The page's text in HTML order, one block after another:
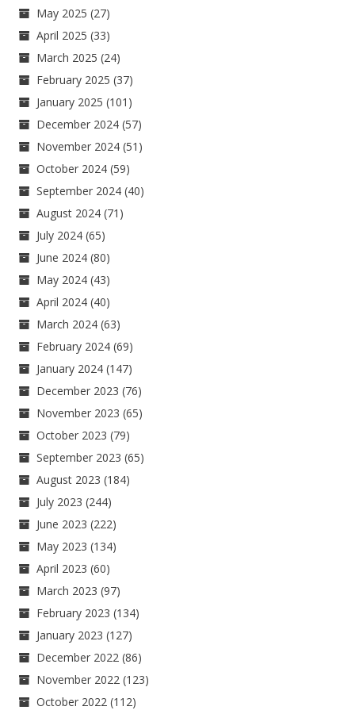
May 2025 (27)
April 2025 (33)
March 2025 (24)
February 2025 (37)
January 2025 (101)
December 2024 (57)
November 2024 (51)
October 2024 (59)
September 2024 (40)
August 2024 (71)
July 2024 (65)
June 2024 (80)
May 2024 (43)
April 2024 (40)
March 2024 (63)
February 2024 (69)
January 2024 (147)
December 2023 (76)
November 2023 (65)
October 2023 (79)
September 2023 (65)
August 2023 (184)
July 2023 (244)
June 2023 (222)
May 2023 (134)
April 2023 (60)
March 2023 (97)
February 2023 (134)
January 2023 (127)
December 2022 (86)
November 2022 (123)
October 2022 (112)